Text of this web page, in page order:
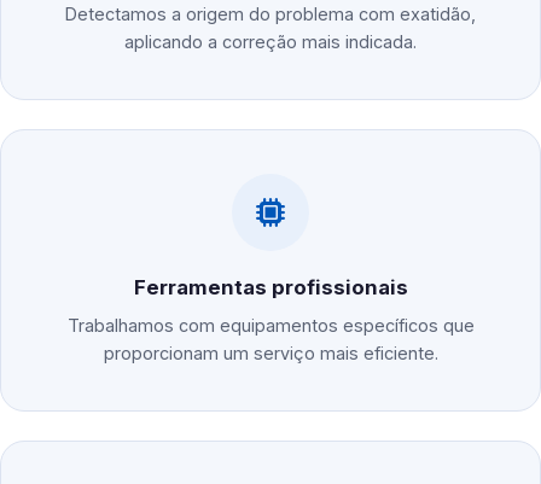
Detectamos a origem do problema com exatidão,
aplicando a correção mais indicada.
Ferramentas profissionais
Trabalhamos com equipamentos específicos que
proporcionam um serviço mais eficiente.